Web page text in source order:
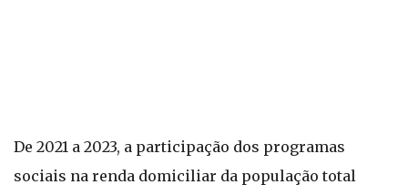
De 2021 a 2023, a participação dos programas
sociais na renda domiciliar da população total